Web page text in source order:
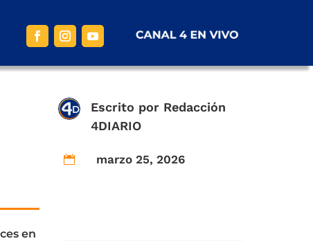
Escrito por Redacción
4DIARIO
 marzo 25, 2026
en